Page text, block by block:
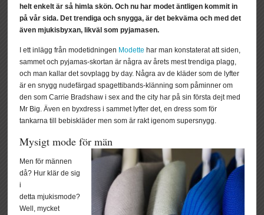
helt enkelt är så himla skön. Och nu har modet äntligen kommit in
på vår sida. Det trendiga och snygga, är det bekväma och med det
även mjukisbyxan, likväl som pyjamasen.
I ett inlägg från modetidningen Modette har man konstaterat att siden,
sammet och pyjamas-skortan är några av årets mest trendiga plagg,
och man kallar det sovplagg by day. Några av de kläder som de lyfter
är en snygg nudefärgad spagettibands-klänning som påminner om
den som Carrie Bradshaw i sex and the city har på sin första dejt med
Mr Big. Även en byxdress i sammet lyfter det, en dress som för
tankarna till bebiskläder men som är rakt igenom supersnygg.
Mysigt mode för män
Men för männen
då? Hur klär de sig
i
detta mjukismode?
Well, mycket